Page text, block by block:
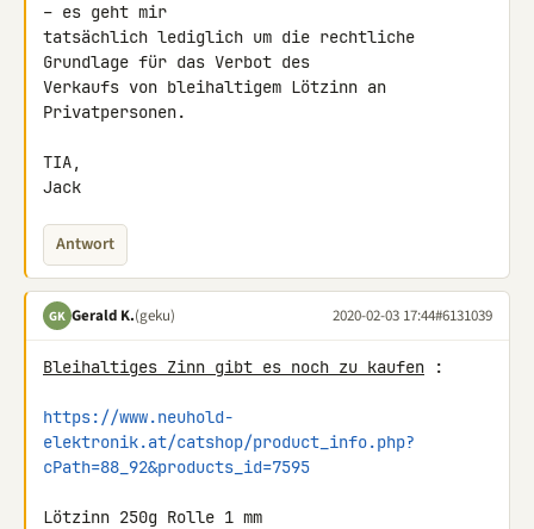
– es geht mir
tatsächlich lediglich um die rechtliche
Grundlage für das Verbot des
Verkaufs von bleihaltigem Lötzinn an
Privatpersonen.
TIA,
Jack
Antwort
GK Gerald K.(geku) 2020-02-03 17:44#6131039
Bleihaltiges Zinn gibt es noch zu kaufen :
https://www.neuhold-
elektronik.at/catshop/product_info.php?
cPath=88_92&products_id=7595
Lötzinn 250g Rolle 1 mm